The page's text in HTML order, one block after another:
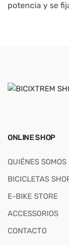
potencia y se
ONLINE SHOP
QUIÉNES SOMOS
BICICLETAS
E-BIKE STORE
ACCESSORIOS
CONTACTO